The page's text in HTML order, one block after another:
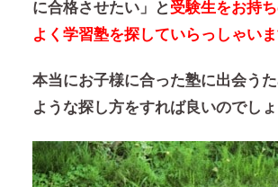
に合格させたい」と 受験生をお持
よく学習塾を探していらっしゃいま
本当にお子様に合った塾に出会う
ような探し方をすれば良いのでしょ